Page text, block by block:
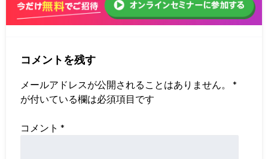
コメントを残す
メールアドレスが公開されることはありません。
*
が付いている欄は必須項目です
コメント *